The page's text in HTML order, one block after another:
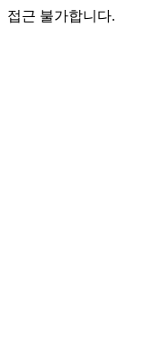
접근 불가합니다.